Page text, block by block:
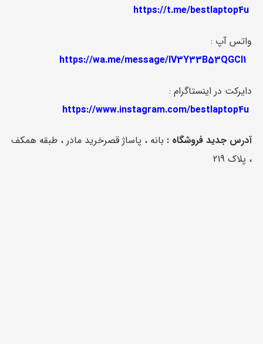
https://t.me/bestlaptop4u
واتس آپ :
https://wa.me/message/IV3Y33B53QGCI1
دایرکت در اینستاگرام :
https://www.instagram.com/bestlaptop4u
آدرس جدید فروشگاه : بانه ، پاساژ قصرخرید مادر ، طبقه همکف
، پلاک 219